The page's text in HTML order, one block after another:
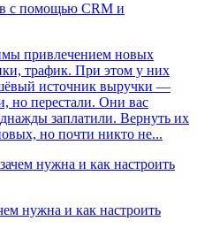
с помощью CRM и
привлечением новых
трафик. При этом у них
источник выручки —
но перестали. Они вас
заплатили. Вернуть их
но почти никто не...
нужна и как настроить